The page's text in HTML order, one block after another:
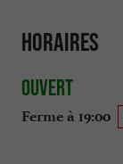
Horaires
Ouvert
Ferme à 19:00